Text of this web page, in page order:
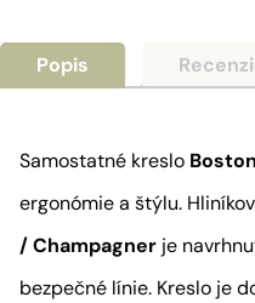
Popis
Samostatné kreslo Boston
ergonómie a štýlu.
/ Champagner je
bezpečné línie. Kreslo je